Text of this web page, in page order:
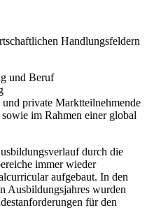
Handlungsfeldern
und Beruf
private Marktteilnehmende
im Rahmen einer global
durch die
immer wieder
aufgebaut. In den
Ausbildungsjahres wurden
für den